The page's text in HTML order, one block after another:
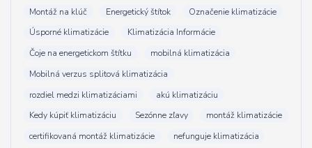
Montáž na klúč
Energetický štítok
Označenie klimatizácie
Úsporné klimatizácie
Klimatizácia Informácie
Čoje na energetickom štítku
mobilná klimatizácia
Mobilná verzus splitová klimatizácia
rozdiel medzi klimatizáciami
akú klimatizáciu
Kedy kúpiť klimatizáciu
Sezónne zľavy
montáž klimatizácie
certifikovaná montáž klimatizácie
nefunguje klimatizácia